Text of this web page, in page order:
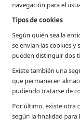
navegación para el
Tipos de cookies
Según quién sea la
se envían las cookies
pueden distinguir dos
Existe también una
que permanecen
pudiendo tratarse de
Por último, existe otra
según la finalidad para